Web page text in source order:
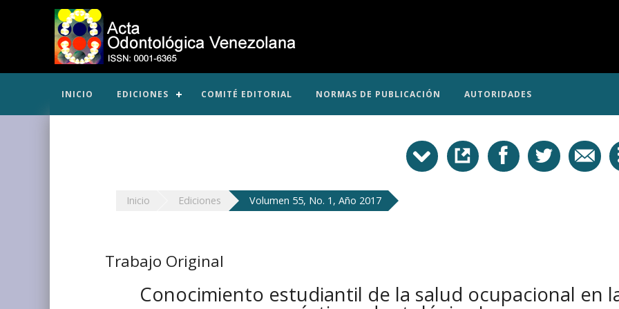
INICIO EDICIONES COMITÉ EDITORIAL NORMAS DE PUBLICACIÓN AUTORIDADES
Inicio Ediciones Volumen 55, No. 1, Año 2017
Trabajo Original
Conocimiento estudiantil de la salud ocupacional en